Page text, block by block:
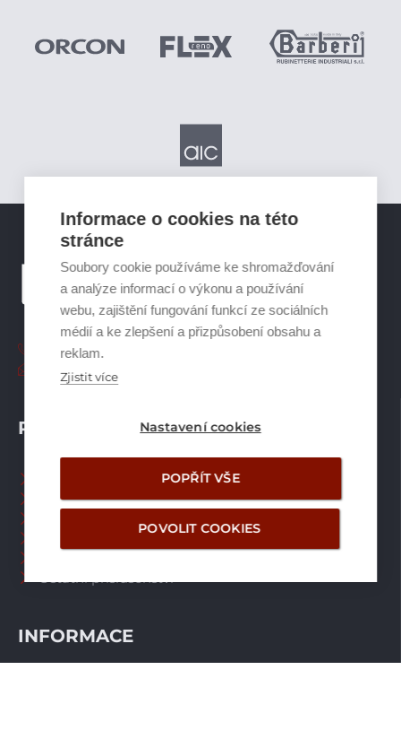
Informace o cookies na této
stránce
Soubory cookie používáme ke shromažďování
a analýze informací o výkonu a používání
webu, zajištění fungování funkcí ze sociálních
médií a ke zlepšení a přizpůsobení obsahu a
reklam.
Zjistit více
Nastavení cookies
POPŘÍT VŠE
POVOLIT COOKIES
INFORMACE
PRODUKTY
Větrací systémy
Spalinové systémy
Ostatní příslušenství
+420 226 21 21 21
info@brilon.cz